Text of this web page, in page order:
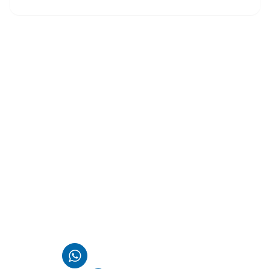
Per WhatsApp kontaktieren